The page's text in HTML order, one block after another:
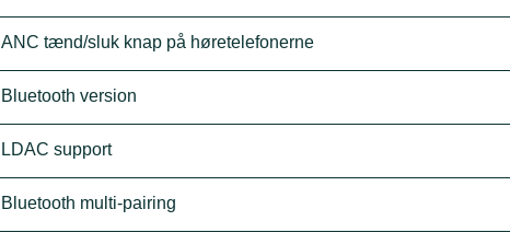
ANC tænd/sluk knap på høretelefonerne
Bluetooth version
LDAC support
Bluetooth multi-pairing